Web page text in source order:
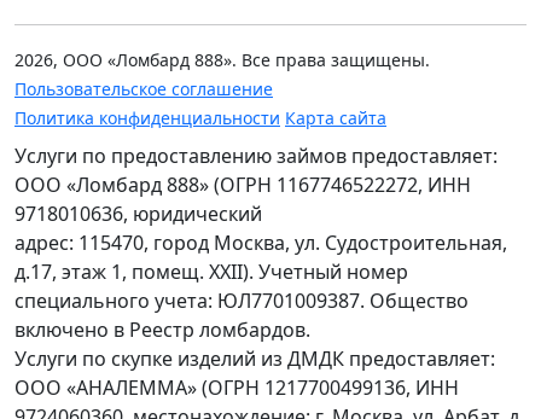
2026, ООО «Ломбард 888». Все права защищены.
Пользовательское соглашение
Политика конфиденциальности Карта сайта
Услуги по предоставлению займов предоставляет:
ООО «Ломбард 888» (ОГРН 1167746522272, ИНН
9718010636, юридический
адрес: 115470, город Москва, ул. Судостроительная,
д.17, этаж 1, помещ. XXII). Учетный номер
специального учета: ЮЛ7701009387. Общество
включено в Реестр ломбардов.
Услуги по скупке изделий из ДМДК предоставляет:
ООО «АНАЛЕММА» (ОГРН 1217700499136, ИНН